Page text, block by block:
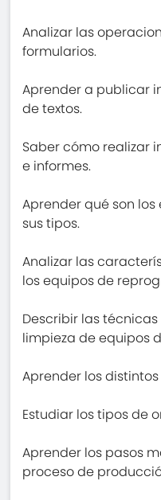
Analizar las
formularios.
Aprender a publicar
de textos.
Saber cómo realizar
e informes.
Aprender qué son
sus tipos.
Analizar las
los equipos de
Describir las
limpieza de equipos
Aprender los
Estudiar los tipos de
Aprender los pasos
proceso de